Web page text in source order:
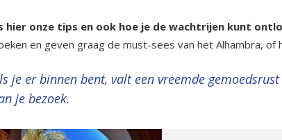
hier onze tips en ook hoe je de wachtrijen kunt
en geven graag de must-sees van het Alhambra, of
je er binnen bent, valt een vreemde
je bezoek.